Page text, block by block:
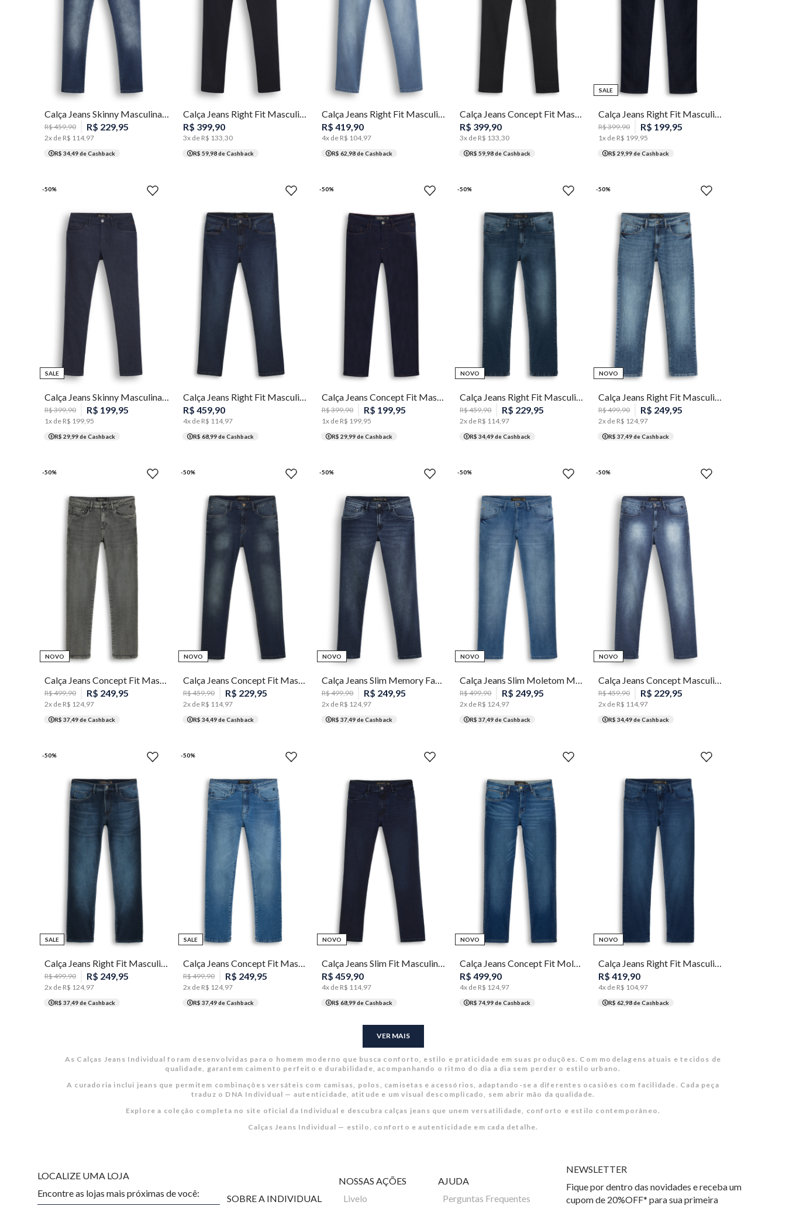
36 38 44 46
R$459,90 R$ 229 95
2x de R$ 114, 97
R$ 34,49de Cashback
40 50
56
Calça Jeans Right Fit Masculina Individual
R$ 399, 90
3x de R$ 133 30
R$ 59,98de Cashback
40 42 48 50
Calça Jeans Right Fit Masculina Individual
R$ 419, 90
4x de R$ 104, 97
R$ 62,98de Cashback
42 46 50
R$ 399 90
3x de R$ 133 ,30
R$ 59,98de Cashback
SALE 52 54
R$399,90 R$ 199 95
1x de R$ 199 95
R$ 29,99de Cashback
SALE
-50%
R$399,90 R$ 199 95
1x de R$ 199 95
R$ 29,99de Cashback
40 50
Calça Jeans Right Fit Masculina Individual
R$ 459, 90
4x de R$ 114, 97
R$ 68,99de Cashback
-50%
38 42
R$399,90 R$ 199, 95
1x de R$ 199, 95
R$ 29,99de Cashback
NOVO
-50%
46 52
R$459,90 R$ 229 95
2x de R$ 114, 97
R$ 34,49de Cashback
NOVO
-50%
42 46 48 50 52 54
R$499,90 R$ 249 95
2x de R$ 124, 97
R$ 37,49de Cashback
NOVO
-50%
36 38 42 44
R$499,90 R$ 249 95
2x de R$ 124, 97
R$ 37,49de Cashback
NOVO
-50%
36 38 46
R$459,90 R$ 229, 95
2x de R$ 114, 97
R$ 34,49de Cashback
NOVO
-50%
36 38 40 44 48
Calça Jeans Slim Memory Fabric Masculina Individual
R$499,90 R$ 249, 95
2x de R$ 124, 97
R$ 37,49de Cashback
NOVO
-50%
38 44 48
R$499,90 R$ 249 95
2x de R$ 124, 97
R$ 37,49de Cashback
NOVO
-50%
36 38 40 46 48
R$459,90 R$ 229 95
2x de R$ 114, 97
R$ 34,49de Cashback
SALE
-50%
44 50
R$499,90 R$ 249 95
2x de R$ 124, 97
R$ 37,49de Cashback
SALE
-50%
R$499,90 R$ 249, 95
2x de R$ 124, 97
R$ 37,49de Cashback
NOVO
36 38 40 48
Calça Jeans Slim Fit Masculina Individual
R$ 459, 90
4x de R$ 114, 97
R$ 68,99de Cashback
NOVO
36 38 42 48
R$ 499 90
4x de R$ 124, 97
R$ 74,99de Cashback
NOVO
44 46
R$ 419 90
4x de R$ 104, 97
R$ 62,98de Cashback
VER MAIS
As Calças Jeans Individual foram desenvolvidas para o homem moderno que busca conforto, estilo e praticidade em suas produções. Com modelagens atuais e tecidos de
qualidade, garantem caimento perfeito e durabilidade, acompanhando o ritmo do dia a dia sem perder o estilo urbano.
A curadoria inclui jeans que permitem combinações versáteis com camisas, polos, camisetas e acessórios, adaptando-se a diferentes ocasiões com facilidade. Cada peça
traduz o DNA Individual — autenticidade, atitude e um visual descomplicado, sem abrir mão da qualidade.
Explore a coleção completa no site oficial da Individual e descubra calças jeans que unem versatilidade, conforto e estilo contemporâneo.
Calças Jeans Individual — estilo, conforto e autenticidade em cada detalhe.
LOCALIZE UMA LOJA
Encontre as lojas mais próximas de você:
SOBRE A INDIVIDUAL
NOSSAS AÇÕES
Livelo
AJUDA
Perguntas Frequentes
NEWSLETTER
Fique por dentro das novidades e receba um
cupom de 20%OFF* para sua primeira